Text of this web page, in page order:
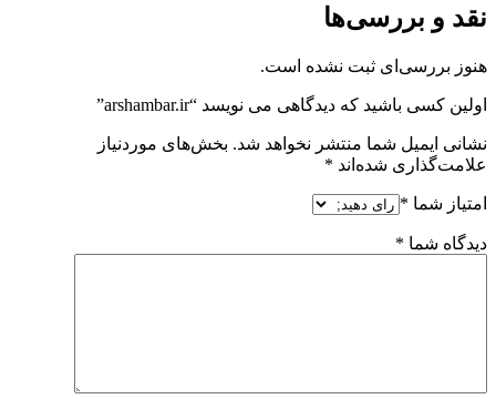
نقد و بررسی‌ها
هنوز بررسی‌ای ثبت نشده است.
اولین کسی باشید که دیدگاهی می نویسد “arshambar.ir”
نشانی ایمیل شما منتشر نخواهد شد. بخش‌های موردنیاز
علامت‌گذاری شده‌اند *
امتیاز شما *
دیدگاه شما *